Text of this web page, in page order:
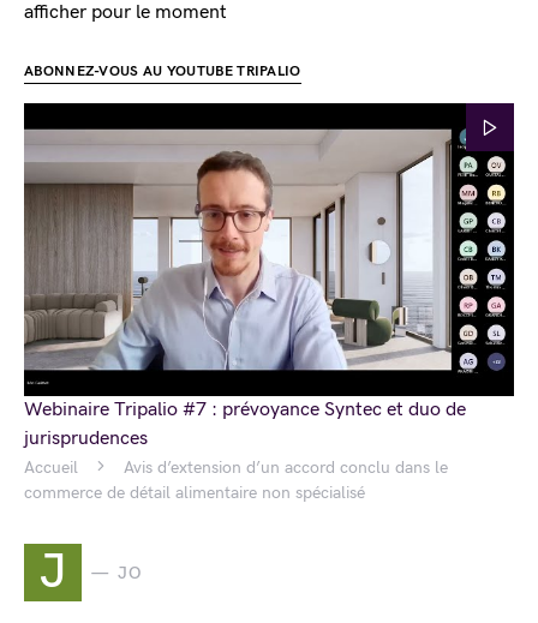
Accueil
Avis d’extension d’un accord conclu dans le
commerce de détail alimentaire non spécialisé
J JO
afficher pour le moment
ABONNEZ-VOUS AU YOUTUBE TRIPALIO
Webinaire Tripalio #7 : prévoyance Syntec et duo de
jurisprudences